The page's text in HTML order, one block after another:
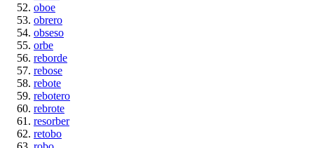
oboe
obrero
obseso
orbe
reborde
rebose
rebote
rebotero
rebrote
resorber
retobo